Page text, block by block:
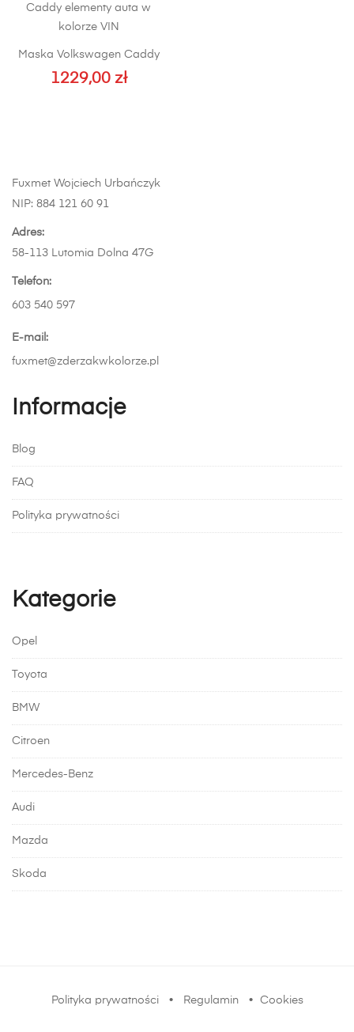
Maska Volkswagen Caddy
1229,00 zł
Fuxmet Wojciech Urbańczyk
NIP: 884 121 60 91
Adres:
58-113 Lutomia Dolna 47G
Telefon:
603 540 597
E-mail:
fuxmet@zderzakwkolorze.pl
Informacje
Blog
FAQ
Polityka prywatności
Kategorie
Opel
Toyota
BMW
Citroen
Mercedes-Benz
Audi
Mazda
Skoda
Polityka prywatności• Regulamin• Cookies